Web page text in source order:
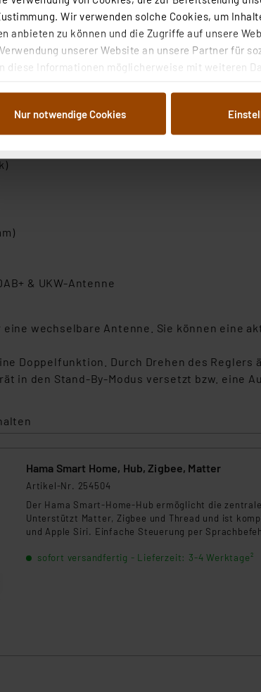
Wir verwenden solche Cookies, um
anbieten zu können und die Zugriffe auf unsere
unserer Website an unsere Partner für
diese Informationen möglicherweise mit weiteren
für die nachfolgend dargestellten
DSG-VO) zu. Eine detaillierte Auflistung der
teilweise zustimmen. Ihre erteilte Zustimmung
Infos zu diesen Drittanbietern und zu der
in Überwachungsprogrammen verarbeiten, ohne
sowie einer eigenen Beurteilung der mit der
verbundenen Risiken.“
|
Nur notwendige Cookies
(2 Alarm-Speicherplätze mit
die Nutzung sämtlicher
kostenlose App UNDOK
AC ~ 50/60 Hz
W im Betrieb; unter 0,7 W im Stand-By
über 2x AAA/Micro-Batterie (im Lieferumfang
mm; Gewicht: 3560 g
& UKW-Antenne
eine wechselbare Antenne. Sie können
Doppelfunktion. Durch Drehen des
in den Stand-By-Modus versetzt bzw. eine
Hama Smart Home, Hub, Zigbee, Matter
Artikel-Nr. 254504
Der Hama Smart-Home-Hub ermöglicht die
Unterstützt Matter, Zigbee und Thread und ist
und Apple Siri. Einfache Steuerung per
sofort versandfertig - Lieferzeit: 3-4 Werktage²